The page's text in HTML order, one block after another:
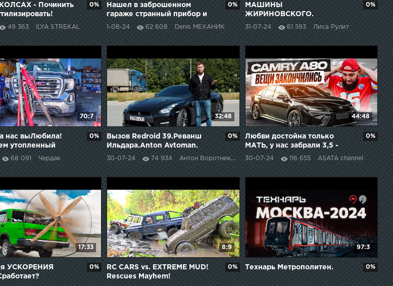
- Починить
ГРЕЕТ как
49 363 ILYA STREKAL
0%
Нашел в заброшенном
гараже странный прибор и
на свою голову решил его
оживить!
1-08-24 62 608 Denis МЕХАНИК
0%
МАШИНЫ
ЖИРИНОВСКОГО.
МОСКВИЧ, ВОЛГА. КУДА
РАСТАЩИЛИ АВТО
ЖИРИНОВСКОГО
31-07-24 61 593 Лиса Рулит
0%
70:7
нас выЛюбила!
утопленный
68 091 Чердак
0%
32:48
Вызов Redroid 39.Реванш
Ильдара.Anton Avtoman.
30-07-24 74 934 Антон Воротников
0%
44:48
Любви достойна только
МАТЬ, у нас забрали 3,5 -
НОВАЯ CAMRY
30-07-24 116 655 ASATA channel
0%
17:33
УСКОРЕНИЯ
0%
8:9
RC CARS vs. EXTREME MUD!
Rescues Mayhem!
0%
97:3
Технарь Метрополитен. 0%